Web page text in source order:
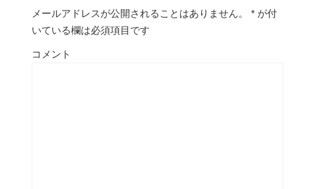
メールアドレスが公開されることはありません。 * が付
いている欄は必須項目です
コメント